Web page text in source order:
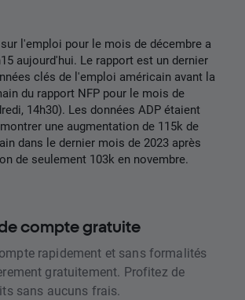
l'emploi pour le mois de décembre a
aujourd'hui. Le rapport est un dernier
clés de l'emploi américain avant la
du rapport NFP pour le mois de
14h30). Les données ADP étaient
une augmentation de 115k de
dans le dernier mois de 2023 après
de seulement 103k en novembre.
compte gratuite
rapidement et sans formalités
gratuitement. Profitez de
sans aucuns frais.